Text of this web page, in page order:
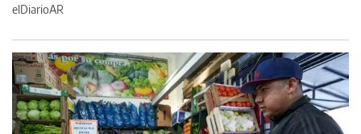
elDiarioAR